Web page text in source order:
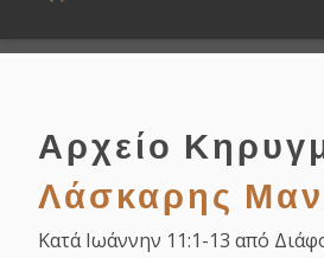
Αρχείο
Λάσκαρης
Κατά Ιωάννην 11:1-13 από